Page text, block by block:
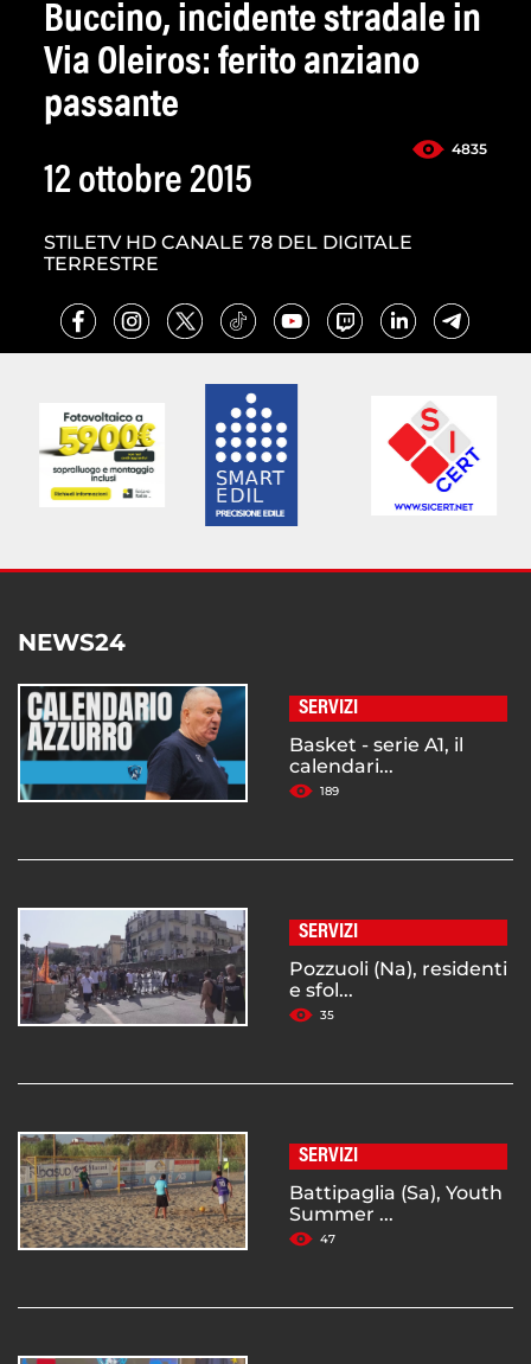
Buccino, incidente stradale in
Via Oleiros: ferito anziano
passante
4835
12 ottobre 2015
STILETV HD CANALE 78 DEL DIGITALE
TERRESTRE
NEWS24
SERVIZI
Basket - serie A1, il
calendari...
189
SERVIZI
Pozzuoli (Na), residenti
e sfol...
35
SERVIZI
Battipaglia (Sa), Youth
Summer ...
47